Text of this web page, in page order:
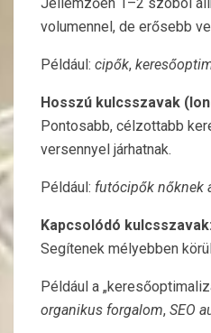
Jellemzően 1–2 szóból
volumennel, de erősebb
Például: cipők,
Hosszú kulcsszavak
Pontosabb, célzottabb
versennyel járhatnak.
Például: futócipők nőknek
Kapcsolódó kulcsszavak:
Segítenek mélyebben
Például a
organikus forgalom, SEO